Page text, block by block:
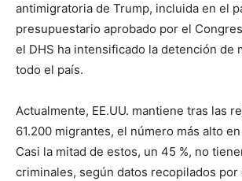
antimigratoria de Trump, incluida en el
presupuestario aprobado por el
el DHS ha intensificado la detención de
todo el país.
Actualmente, EE.UU. mantiene tras las
61.200 migrantes, el número más alto
Casi la mitad de estos, un 45 %, no
criminales, según datos recopilados